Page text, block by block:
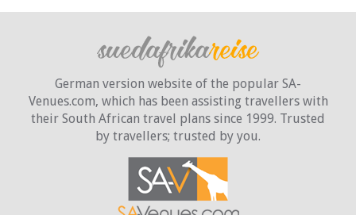
German version website of the popular SA-
Venues.com, which has been assisting travellers with
their South African travel plans since 1999. Trusted
by travellers; trusted by you.